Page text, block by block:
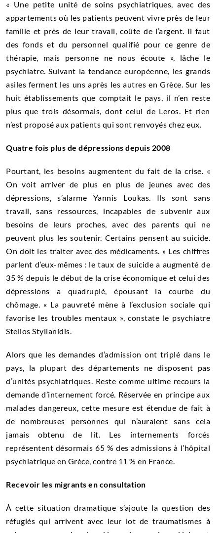
« Une petite unité de soins psychiatriques, avec des
appartements où les patients peuvent vivre près de leur
famille et près de leur travail, coûte de l’argent. Il faut
des fonds et du personnel qualifié pour ce genre de
thérapie, mais personne ne nous écoute », lâche le
psychiatre. Suivant la tendance européenne, les grands
asiles ferment les uns après les autres en Grèce. Sur les
huit établissements que comptait le pays, il n’en reste
plus que trois désormais, dont celui de Leros. Et rien
n’est proposé aux patients qui sont renvoyés chez eux.
Quatre fois plus de dépressions depuis 2008
Pourtant, les besoins augmentent du fait de la crise. «
On voit arriver de plus en plus de jeunes avec des
dépressions, s’alarme Yannis Loukas. Ils sont sans
travail, sans ressources, incapables de subvenir aux
besoins de leurs proches, avec des parents qui ne
peuvent plus les soutenir. Certains pensent au suicide.
On doit les traiter avec des médicaments. » Les chiffres
parlent d’eux-mêmes : le taux de suicide a augmenté de
35 % depuis le début de la crise économique et celui des
dépressions a quadruplé, épousant la courbe du
chômage. « La pauvreté mène à l’exclusion sociale qui
favorise les troubles mentaux », constate le psychiatre
Stelios Stylianidis.
Alors que les demandes d’admission ont triplé dans le
pays, la plupart des départements ne disposent pas
d’unités psychiatriques. Reste comme ultime recours la
demande d’internement forcé. Réservée en principe aux
malades dangereux, cette mesure est étendue de fait à
de nombreuses personnes qui n’auraient sans cela
jamais obtenu de lit. Les internements forcés
représentent désormais 65 % des admissions à l’hôpital
psychiatrique en Grèce, contre 11 % en France.
Recevoir les migrants en consultation
À cette situation dramatique s’ajoute la question des
réfugiés qui arrivent avec leur lot de traumatismes à